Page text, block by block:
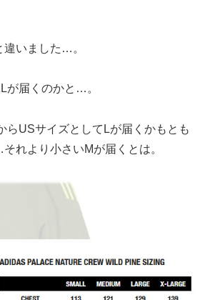
違いました…。
が届くのかと…。
らUSサイズとしてLが届くかもとも
れより小さいMが届くとは。